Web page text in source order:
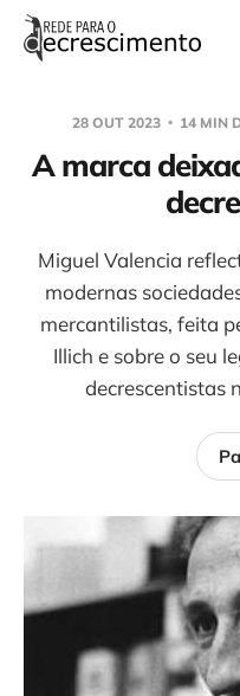
28 OUT 2023 14 MIN
A marca
Miguel Valencia
modernas
mercantilistas, feita
Illich e sobre o seu
decrescentistas